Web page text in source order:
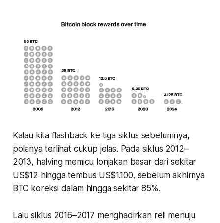
Kalau kita flashback ke tiga siklus sebelumnya,
polanya terlihat cukup jelas. Pada siklus 2012–
2013, halving memicu lonjakan besar dari sekitar
US$12 hingga tembus US$1.100, sebelum akhirnya
BTC koreksi dalam hingga sekitar 85%.
Lalu siklus 2016–2017 menghadirkan reli menuju